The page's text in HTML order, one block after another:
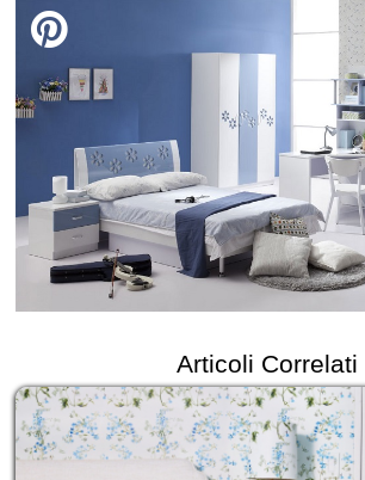
Articoli Correlati